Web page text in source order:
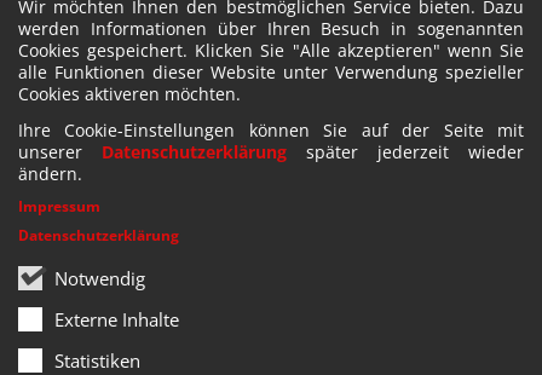
Wir möchten Ihnen den bestmöglichen Service bieten. Dazu
werden Informationen über Ihren Besuch in sogenannten
Cookies gespeichert. Klicken Sie "Alle akzeptieren" wenn Sie
alle Funktionen dieser Website unter Verwendung spezieller
Cookies aktiveren möchten.
Ihre Cookie-Einstellungen können Sie auf der Seite mit
unserer Datenschutzerklärung später jederzeit wieder
ändern.
Notwendig
Externe Inhalte
Statistiken
Impressum
Datenschutzerklärung